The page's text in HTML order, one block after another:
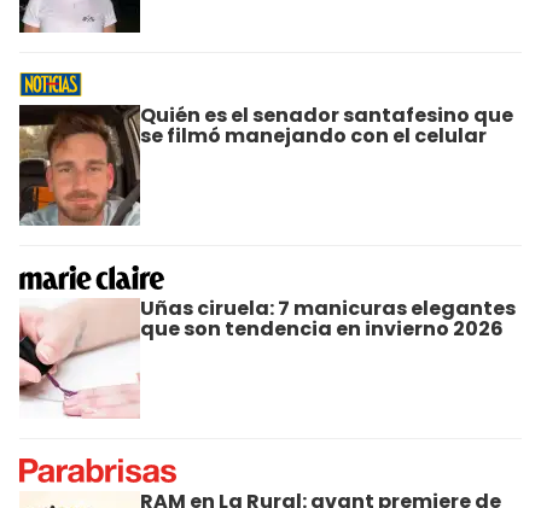
Quién es el senador santafesino que
se filmó manejando con el celular
Uñas ciruela: 7 manicuras elegantes
que son tendencia en invierno 2026
RAM en La Rural: avant premiere de